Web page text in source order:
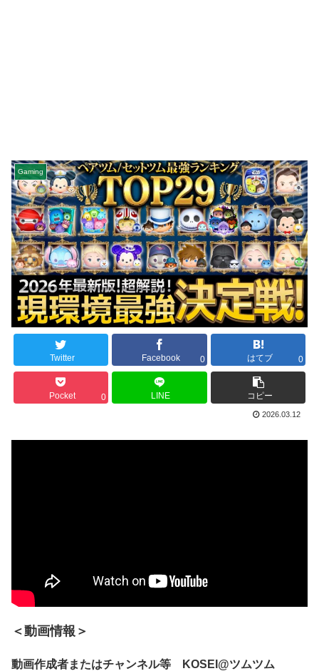
Gaming
Twitter Facebook 0 はてブ 0
Pocket 0 LINE コピー
2026.03.12
＜動画情報＞
動画作成者またはチャンネル等 KOSEI@ツムツム